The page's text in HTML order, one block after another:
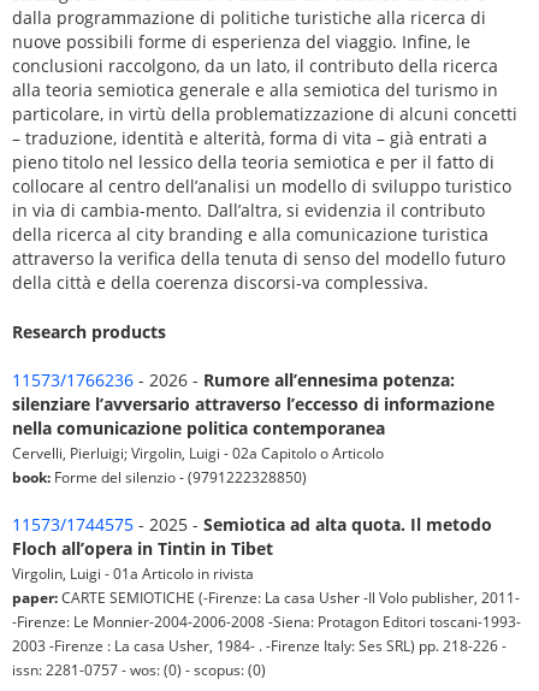
dalla programmazione di politiche turistiche alla ricerca di
nuove possibili forme di esperienza del viaggio. Infine, le
conclusioni raccolgono, da un lato, il contributo della ricerca
alla teoria semiotica generale e alla semiotica del turismo in
particolare, in virtù della problematizzazione di alcuni concetti
– traduzione, identità e alterità, forma di vita – già entrati a
pieno titolo nel lessico della teoria semiotica e per il fatto di
collocare al centro dell’analisi un modello di sviluppo turistico
in via di cambia-mento. Dall’altra, si evidenzia il contributo
della ricerca al city branding e alla comunicazione turistica
attraverso la verifica della tenuta di senso del modello futuro
della città e della coerenza discorsi-va complessiva.
Research products
11573/1766236 - 2026 - Rumore all’ennesima potenza:
silenziare l’avversario attraverso l’eccesso di informazione
nella comunicazione politica contemporanea
Cervelli, Pierluigi; Virgolin, Luigi - 02a Capitolo o Articolo
book: Forme del silenzio - (9791222328850)
11573/1744575 - 2025 - Semiotica ad alta quota. Il metodo
Floch all’opera in Tintin in Tibet
Virgolin, Luigi - 01a Articolo in rivista
paper:CARTE SEMIOTICHE (-Firenze: La casa Usher -Il Volo publisher, 2011-
-Firenze: Le Monnier-2004-2006-2008 -Siena: Protagon Editori toscani-1993-
2003 -Firenze : La casa Usher, 1984- . -Firenze Italy: Ses SRL) pp. 218-226 -
issn: 2281-0757 - wos: (0) - scopus: (0)